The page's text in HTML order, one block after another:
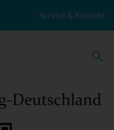
Service & Kontakt